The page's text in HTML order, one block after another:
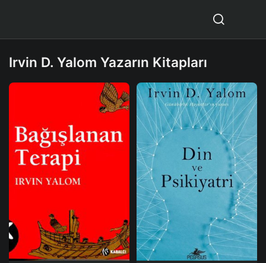
Irvin D. Yalom Yazarın Kitapları